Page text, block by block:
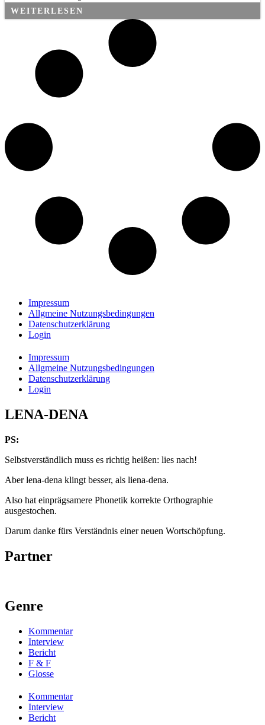
WEITERLESEN
Impressum
Allgmeine Nutzungsbedingungen
Datenschutzerklärung
Login
Impressum
Allgmeine Nutzungsbedingungen
Datenschutzerklärung
Login
LENA-DENA
PS:
Selbstverständlich muss es richtig heißen: lies nach!
Aber lena-dena klingt besser, als liena-dena.
Also hat einprägsamere Phonetik korrekte Orthographie
ausgestochen.
Darum danke fürs Verständnis einer neuen Wortschöpfung.
Partner
Genre
Kommentar
Interview
Bericht
F & F
Glosse
Kommentar
Interview
Bericht